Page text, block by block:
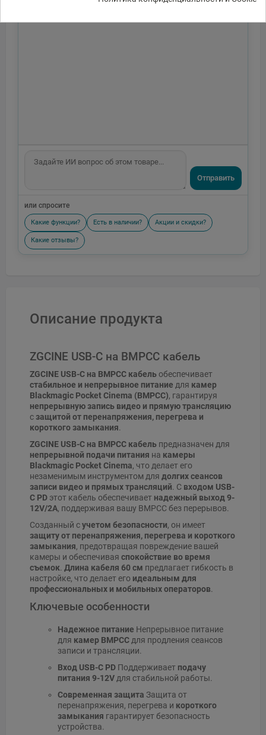
Отправить
или спросите
Какие функции? Есть в наличии? Акции и скидки?
Какие отзывы?
Описание продукта
ZGCINE USB-C на BMPCC кабель
ZGCINE USB-C на BMPCC кабельобеспечивает
стабильное и непрерывное питание для камер
Blackmagic Pocket Cinema (BMPCC), гарантируя
непрерывную запись видео и прямую трансляцию
с защитой от перенапряжения, перегрева и
короткого замыкания.
ZGCINE USB-C на BMPCC кабель предназначен для
непрерывной подачи питания на камеры
Blackmagic Pocket Cinema, что делает его
незаменимым инструментом для долгих сеансов
записи видео и прямых трансляций. С входом USB-
C PD этот кабель обеспечивает надежный выход 9-
12V/2A, поддерживая вашу BMPCC без перерывов.
Созданный сучетом безопасности, он имеет
защиту от перенапряжения, перегрева и короткого
замыкания, предотвращая повреждение вашей
камеры и обеспечивая спокойствие во время
съемок. Длина кабеля 60 см предлагает гибкость в
настройке, что делает его идеальным для
профессиональных и мобильных операторов.
Ключевые особенности
Надежное питание Непрерывное питание
для камер BMPCCдля продления сеансов
записи и трансляции.
Вход USB-C PDПоддерживает подачу
питания 9-12Vдля стабильной работы.
Современная защита Защита от
перенапряжения, перегрева и короткого
замыкания гарантирует безопасность
устройства.